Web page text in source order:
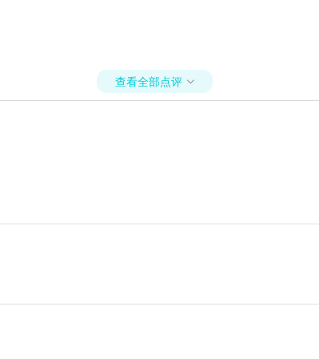
查看全部点评 